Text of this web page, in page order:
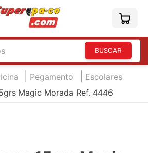
Pegamento
Escolares
Magic Morada Ref. 4446